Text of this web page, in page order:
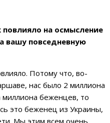
на осмысление
вашу повседневную
Потому что, во-
нас было 2 миллиона
беженцев, то
это беженец из Украины,
Мы этим всем очень